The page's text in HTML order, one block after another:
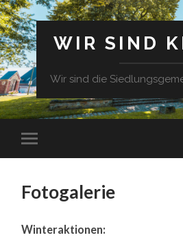
WIR SIND
Wir sind die
Fotogalerie
Winteraktionen: